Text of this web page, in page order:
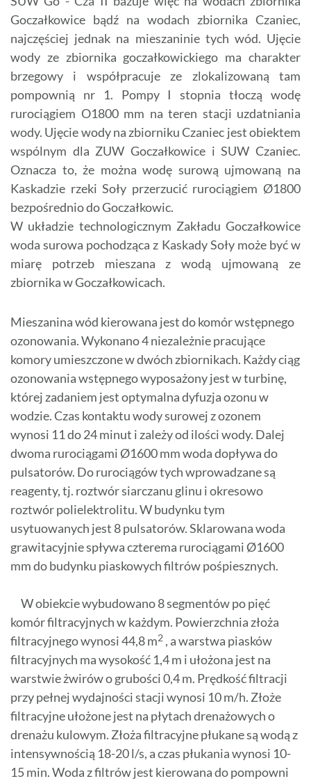
Goczałkowice bądź na wodach zbiornika Czaniec,
najczęściej jednak na mieszaninie tych wód. Ujęcie
wody ze zbiornika goczałkowickiego ma charakter
brzegowy i współpracuje ze zlokalizowaną tam
pompownią nr 1. Pompy I stopnia tłoczą wodę
rurociągiem O1800 mm na teren stacji uzdatniania
wody. Ujęcie wody na zbiorniku Czaniec jest obiektem
wspólnym dla ZUW Goczałkowice i SUW Czaniec.
Oznacza to, że można wodę surową ujmowaną na
Kaskadzie rzeki Soły przerzucić rurociągiem Ø1800
bezpośrednio do Goczałkowic.
W układzie technologicznym Zakładu Goczałkowice
woda surowa pochodząca z Kaskady Soły może być w
miarę potrzeb mieszana z wodą ujmowaną ze
zbiornika w Goczałkowicach.
Mieszanina wód kierowana jest do komór wstępnego
ozonowania. Wykonano 4 niezależnie pracujące
komory umieszczone w dwóch zbiornikach. Każdy ciąg
ozonowania wstępnego wyposażony jest w turbinę,
której zadaniem jest optymalna dyfuzja ozonu w
wodzie. Czas kontaktu wody surowej z ozonem
wynosi 11 do 24 minut i zależy od ilości wody. Dalej
dwoma rurociągami Ø1600 mm woda dopływa do
pulsatorów. Do rurociągów tych wprowadzane są
reagenty, tj. roztwór siarczanu glinu i okresowo
roztwór polielektrolitu. W budynku tym
usytuowanych jest 8 pulsatorów. Sklarowana woda
grawitacyjnie spływa czterema rurociągami Ø1600
mm do budynku piaskowych filtrów pośpiesznych.
W obiekcie wybudowano 8 segmentów po pięć
komór filtracyjnych w każdym. Powierzchnia złoża
filtracyjnego wynosi 44,8 m2 , a warstwa piasków
filtracyjnych ma wysokość 1,4 m i ułożona jest na
warstwie żwirów o grubości 0,4 m. Prędkość filtracji
przy pełnej wydajności stacji wynosi 10 m/h. Złoże
filtracyjne ułożone jest na płytach drenażowych o
drenażu kulowym. Złoża filtracyjne płukane są wodą z
intensywnością 18-20 l/s, a czas płukania wynosi 10-
15 min. Woda z filtrów jest kierowana do pompowni